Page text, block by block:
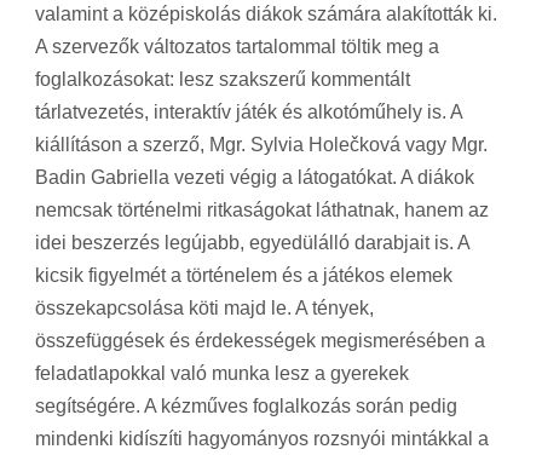
valamint a középiskolás diákok számára alakították ki.
A szervezők változatos tartalommal töltik meg a
foglalkozásokat: lesz szakszerű kommentált
tárlatvezetés, interaktív játék és alkotóműhely is. A
kiállításon a szerző, Mgr. Sylvia Holečková vagy Mgr.
Badin Gabriella vezeti végig a látogatókat. A diákok
nemcsak történelmi ritkaságokat láthatnak, hanem az
idei beszerzés legújabb, egyedülálló darabjait is. A
kicsik figyelmét a történelem és a játékos elemek
összekapcsolása köti majd le. A tények,
összefüggések és érdekességek megismerésében a
feladatlapokkal való munka lesz a gyerekek
segítségére. A kézműves foglalkozás során pedig
mindenki kidíszíti hagyományos rozsnyói mintákkal a